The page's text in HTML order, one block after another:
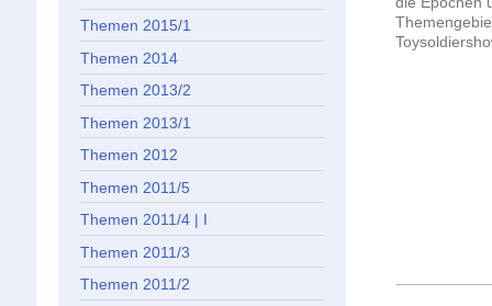
Themen 2015/1
Themen 2014
Themen 2013/2
Themen 2013/1
Themen 2012
Themen 2011/5
Themen 2011/4 | I
Themen 2011/3
Themen 2011/2